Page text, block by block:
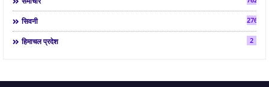
सिवनी 2763
हिमाचल प्रदेश 2